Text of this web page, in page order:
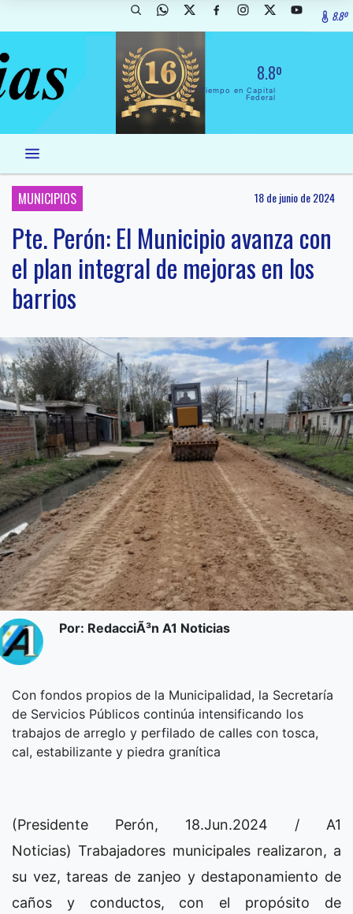
8.8º
8.8º
El Tiempo en Capital
Federal
MUNICIPIOS 18 de junio de 2024
Pte. Perón: El Municipio avanza con
el plan integral de mejoras en los
barrios
Por: RedacciÃ³n A1 Noticias
Con fondos propios de la Municipalidad, la Secretaría
de Servicios Públicos continúa intensificando los
trabajos de arreglo y perfilado de calles con tosca,
cal, estabilizante y piedra granítica
(Presidente Perón, 18.Jun.2024 / A1
Noticias) Trabajadores municipales realizaron, a
su vez, tareas de zanjeo y destaponamiento de
caños y conductos, con el propósito de